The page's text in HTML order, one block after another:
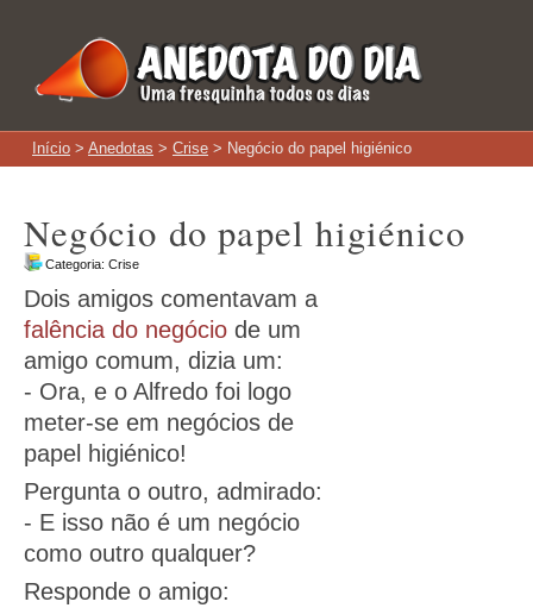
Início > Anedotas > Crise > Negócio do papel higiénico
Negócio do papel higiénico
Categoria: Crise
Dois amigos comentavam a
falência do negócio de um
amigo comum, dizia um:
- Ora, e o Alfredo foi logo
meter-se em negócios de
papel higiénico!
Pergunta o outro, admirado:
- E isso não é um negócio
como outro qualquer?
Responde o amigo: